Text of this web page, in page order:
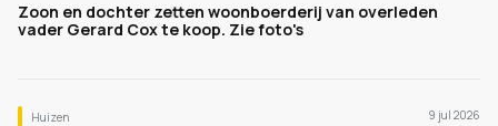
Zoon en dochter zetten woonboerderij van overleden
vader Gerard Cox te koop. Zie foto's
Huizen 9 jul 2026